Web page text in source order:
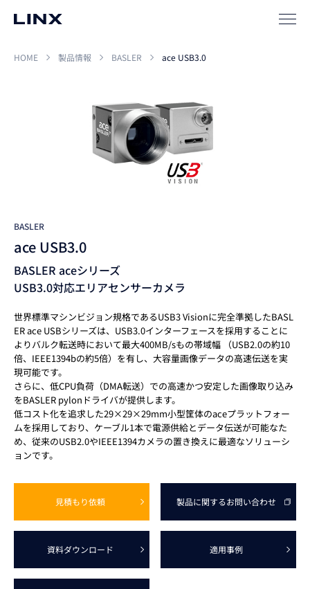
HOME 製品情報 BASLER ace USB3.0
BASLER
ace USB3.0
BASLER aceシリーズ
USB3.0対応エリアセンサーカメラ
世界標準マシンビジョン規格であるUSB3 Visionに完全準拠したBASL
ER ace USBシリーズは、USB3.0インターフェースを採用することに
よりバルク転送時において最大400MB/sもの帯域幅 （USB2.0の約10
倍、IEEE1394bの約5倍）を有し、大容量画像データの高速伝送を実
現可能です。
さらに、低CPU負荷（DMA転送）での高速かつ安定した画像取り込み
をBASLER pylonドライバが提供します。
低コスト化を追求した29×29×29mm小型筐体のaceプラットフォー
ムを採用しており、ケーブル1本で電源供給とデータ伝送が可能なた
め、従来のUSB2.0やIEEE1394カメラの置き換えに最適なソリューシ
ョンです。
見積もり依頼 製品に関するお問い合わせ
資料ダウンロード 適用事例